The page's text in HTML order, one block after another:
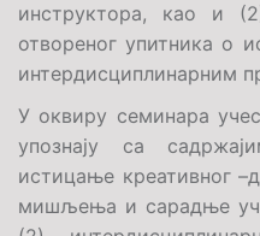
инструктора, као и
отвореног упитника о
интердисциплинарним
У оквиру семинара
упознају са
истицање креативног
мишљења и сарадње